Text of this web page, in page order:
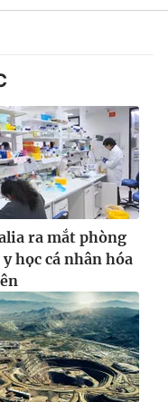
ra mắt phòng
học cá nhân hóa